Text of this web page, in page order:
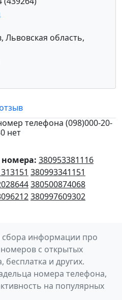
Львовская область,
телефона (098)000-20-
нет
номера: 380953381116
380993341151
380500874068
380997609302
сбора информации про
с открытых
бесплатка и других.
номера телефона,
на популярных